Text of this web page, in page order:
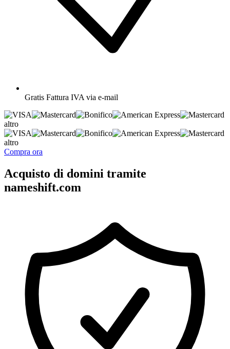
Gratis Fattura IVA via e-mail
altro
altro
Compra ora
Acquisto di domini tramite
nameshift.com